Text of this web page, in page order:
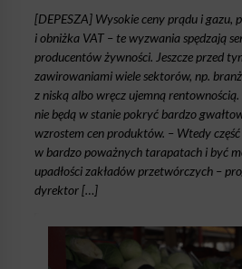
[DEPESZA] Wysokie ceny prądu i gazu,
i obniżka VAT – te wyzwania spędzają
producentów żywności. Jeszcze przed
zawirowaniami wiele sektorów, np.
z niską albo wręcz ujemną
nie będą w stanie pokryć bardzo
wzrostem cen produktów. – Wtedy
w bardzo poważnych tarapatach i być
upadłości zakładów przetwórczych –
dyrektor […]